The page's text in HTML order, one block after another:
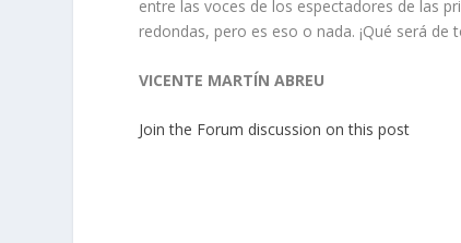
entre las voces de los espectadores de las
redondas, pero es eso o nada. ¡Qué será de
VICENTE MARTÍN ABREU
Join the Forum discussion on this post